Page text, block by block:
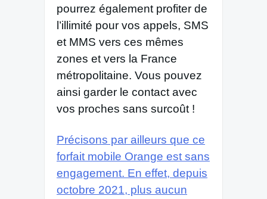
pourrez également profiter de
l’illimité pour vos appels, SMS
et MMS vers ces mêmes
zones et vers la France
métropolitaine. Vous pouvez
ainsi garder le contact avec
vos proches sans surcoût !
Précisons par ailleurs que ce
forfait mobile Orange est sans
engagement. En effet, depuis
octobre 2021, plus aucun